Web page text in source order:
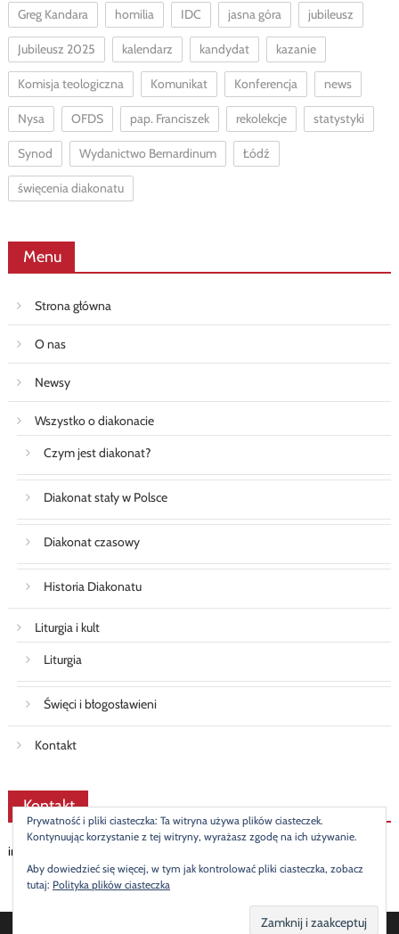
Greg Kandara homilia IDC jasna góra jubileusz
Jubileusz 2025 kalendarz kandydat kazanie
Komisja teologiczna Komunikat Konferencja news
Nysa OFDS pap. Franciszek rekolekcje statystyki
Synod Wydanictwo Bernardinum Łódź
święcenia diakonatu
Menu
Strona główna
O nas
Newsy
Wszystko o diakonacie
Czym jest diakonat?
Diakonat stały w Polsce
Diakonat czasowy
Historia Diakonatu
Liturgia i kult
Liturgia
Święci i błogosławieni
Kontakt
Kontakt
info@diakonat.pl
Prywatność i pliki ciasteczka: Ta witryna używa plików ciasteczek.
Kontynuując korzystanie z tej witryny, wyrażasz zgodę na ich używanie.
Aby dowiedzieć się więcej, w tym jak kontrolować pliki ciasteczka, zobacz
tutaj: Polityka plików ciasteczka